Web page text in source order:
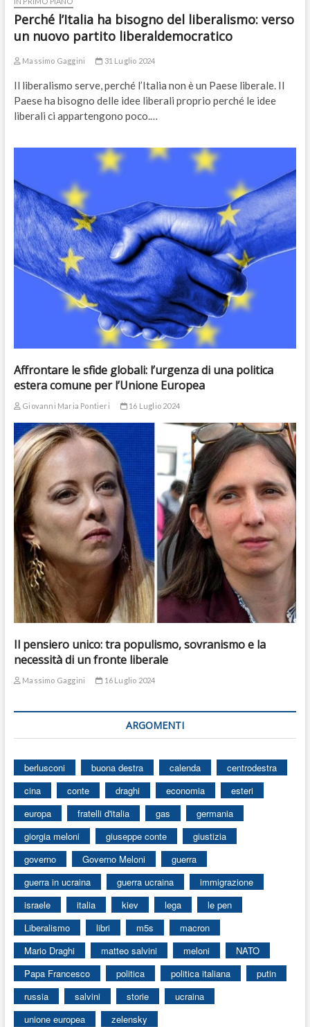
Perché l’Italia ha bisogno del liberalismo: verso
un nuovo partito liberaldemocratico
Massimo Gaggini 31 Luglio 2024
Il liberalismo serve, perché l’Italia non è un Paese liberale. Il
Paese ha bisogno delle idee liberali proprio perché le idee
liberali ci appartengono poco.…
Affrontare le sfide globali: l’urgenza di una politica
estera comune per l’Unione Europea
Giovanni Maria Pontieri 16 Luglio 2024
Il pensiero unico: tra populismo, sovranismo e la
necessità di un fronte liberale
Massimo Gaggini 16 Luglio 2024
ARGOMENTI
berlusconi buona destra calenda
centrodestra
cina
conte draghi economia
esteri
europa
fratelli d'italia gas
germania
giorgia meloni
giuseppe conte
giustizia
governo
Governo Meloni
guerra
guerra in ucraina
guerra ucraina
immigrazione
israele
italia kiev lega
le pen
Liberalismo
libri m5s
macron
Mario Draghi
matteo salvini meloni
NATO
Papa Francesco
politica politica italiana
putin
russia
salvini storie
ucraina
unione europea
zelensky